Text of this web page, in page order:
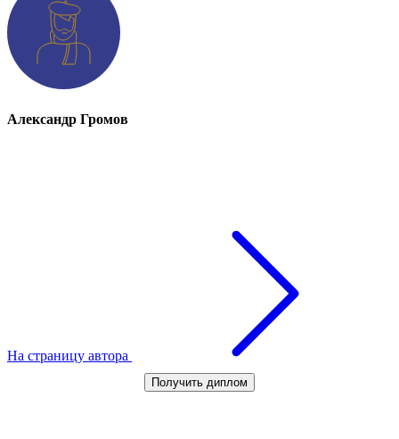
Александр Громов
На страницу автора
Получить диплом